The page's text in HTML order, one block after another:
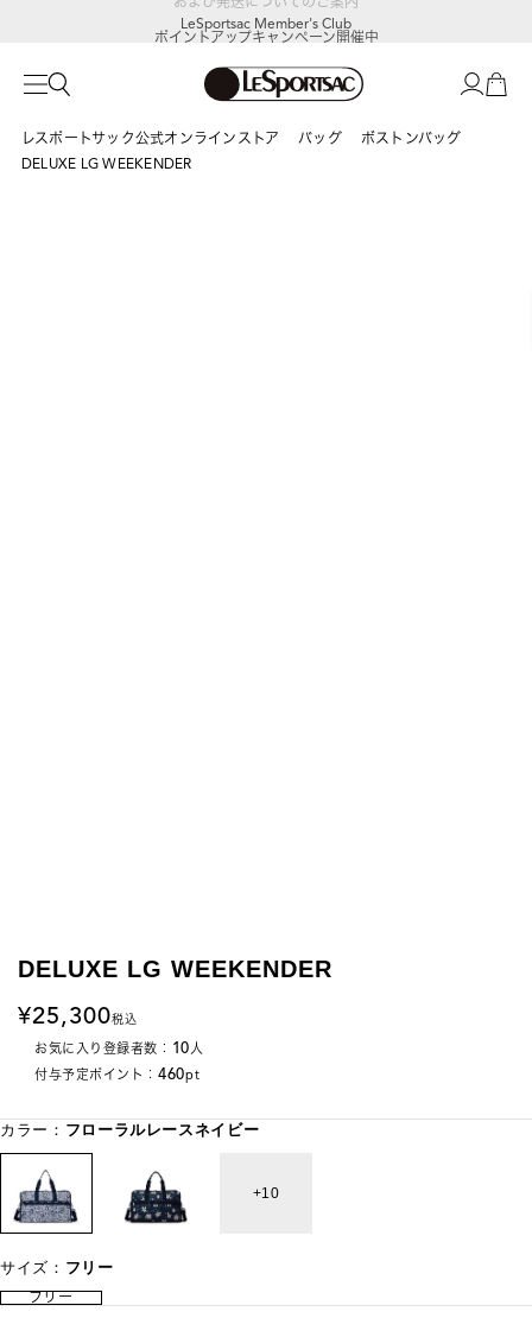
LeSportsac Member's Club
ポイントアップキャンペーン開催中
レスポートサック公式オンラインストア バッグ
ボストンバッグ
DELUXE LG WEEKENDER
DELUXE LG WEEKENDER
25,300税込
お気に入り登録者数： 10人
付与予定ポイント： 460pt
カラー： フローラルレースネイビー
10
サイズ： フリー
フリー